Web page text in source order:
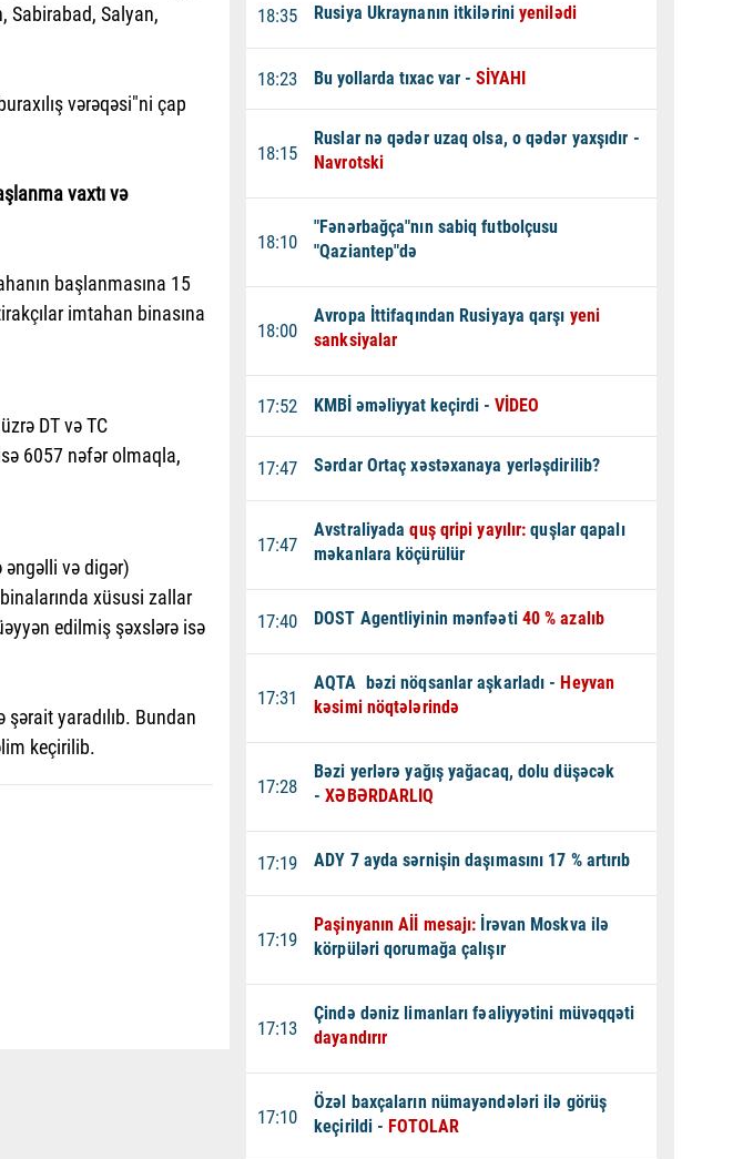
Sabirabad, Salyan,
vərəqəsi"ni çap
vaxtı və
başlanmasına 15
imtahan binasına
DT və TC
6057 nəfər olmaqla,
və digər)
xüsusi zallar
edilmiş şəxslərə isə
yaradılıb. Bundan
keçirilib.
18:35 Rusiya Ukraynanın itkiləriniyenilədi
18:23 Bu yollarda tıxac var -SİYAHI
18:15
Ruslar nə qədər uzaq olsa, o qədər yaxşıdır -
Navrotski
18:10
"Fənərbağça"nın sabiq futbolçusu
"Qaziantep"də
18:00
Avropa İttifaqından Rusiyaya qarşı yeni
sanksiyalar
17:52 KMBİ əməliyyat keçirdi -VİDEO
17:47 Sərdar Ortaç xəstəxanaya yerləşdirilib?
17:47
Avstraliyadaquş qripi yayılır: quşlar qapalı
məkanlara köçürülür
17:40 DOST Agentliyinin mənfəəti 40 % azalıb
17:31
AQTA bəzi nöqsanlar aşkarladı - Heyvan
kəsimi nöqtələrində
17:28
Bəzi yerlərə yağış yağacaq, dolu düşəcək
-XƏBƏRDARLIQ
17:19 ADY 7 ayda sərnişin daşımasını 17 % artırıb
17:19
Paşinyanın Aİİ mesajı: İrəvan Moskva ilə
körpüləri qorumağa çalışır
17:13
Çində dəniz limanları fəaliyyətini müvəqqəti
dayandırır
17:10
Özəl baxçaların nümayəndələri ilə görüş
keçirildi - FOTOLAR